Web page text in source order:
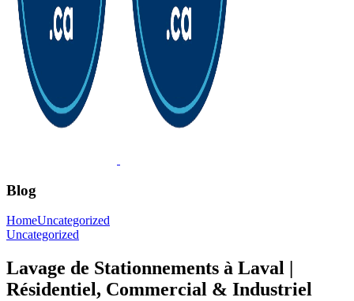
Blog
HomeUncategorized
Uncategorized
Lavage de Stationnements à Laval |
Résidentiel, Commercial & Industriel